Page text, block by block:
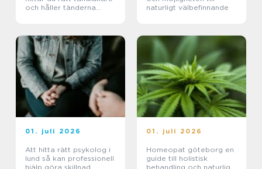
och håller tänderna
naturligt välbefinnande
01. juli 2026
Att hitta rätt psykolog i
lund så kan professionell
hjälp göra skillnad
01. juli 2026
Homeopat göteborg en
guide till holistisk
behandling och naturlig